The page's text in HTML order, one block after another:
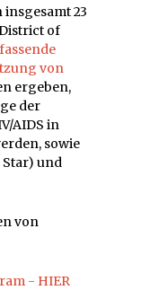
23
of
von
ergeben,
der
AIDS in
sowie
und
von
- HIER